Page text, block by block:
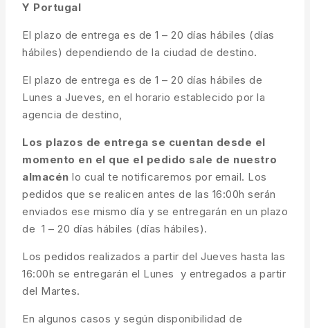
Y Portugal
El plazo de entrega es de 1 – 20 días hábiles (días
hábiles) dependiendo de la ciudad de destino.
El plazo de entrega es de 1 – 20 días hábiles de
Lunes a Jueves, en el horario establecido por la
agencia de destino,
Los plazos de entrega se cuentan desde el
momento en el que el pedido sale de nuestro
almacén lo cual te notificaremos por email. Los
pedidos que se realicen antes de las 16:00h serán
enviados ese mismo día y se entregarán en un plazo
de 1 – 20 días hábiles (días hábiles).
Los pedidos realizados a partir del Jueves hasta las
16:00h se entregarán el Lunes y entregados a partir
del Martes.
En algunos casos y según disponibilidad de